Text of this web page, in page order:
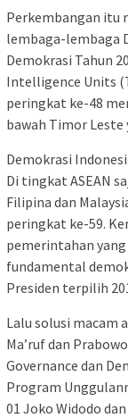
Perkembangan itu
lembaga-lembaga
Demokrasi Tahun
Intelligence Units
peringkat ke-48
bawah Timor
Demokrasi
Di tingkat ASEAN
Filipina dan
peringkat ke-59.
pemerintahan
fundamental
Presiden terpilih
Lalu solusi macam
Ma’ruf dan
Governance dan
Program
01 Joko Widodo